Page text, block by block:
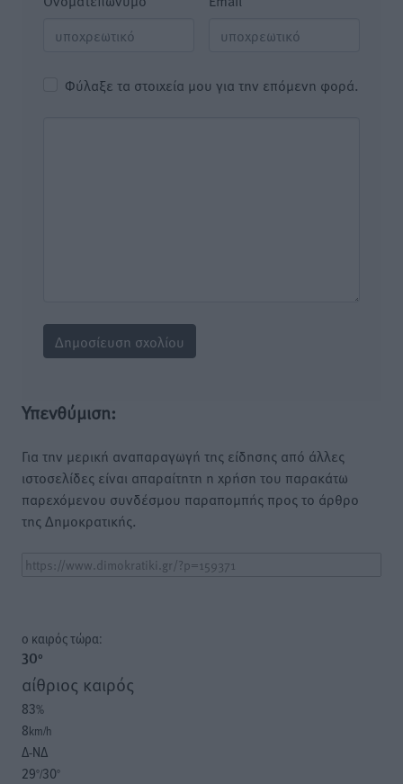
Φύλαξε τα στοιχεία μου για την επόμενη φορά.
Υπενθύμιση:
Για την μερική αναπαραγωγή της είδησης από άλλες
ιστοσελίδες είναι απαραίτητη η χρήση του παρακάτω
παρεχόμενου συνδέσμου παραπομπής προς το άρθρο
της Δημοκρατικής.
o καιρός τώρα:
30°
αίθριος καιρός
83%
8km/h
Δ-ΝΔ
29°/30°